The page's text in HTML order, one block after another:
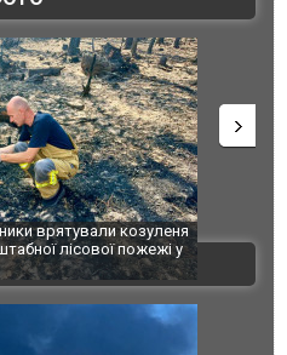
врятували козуленя
лісової пожежі у
СБУ за
Болгарії